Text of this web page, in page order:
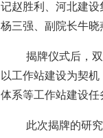
记赵胜利、河北建设
杨三强、副院长牛
揭牌仪式后，
以工作站建设为契
体系等工作站建设任
此次揭牌的研